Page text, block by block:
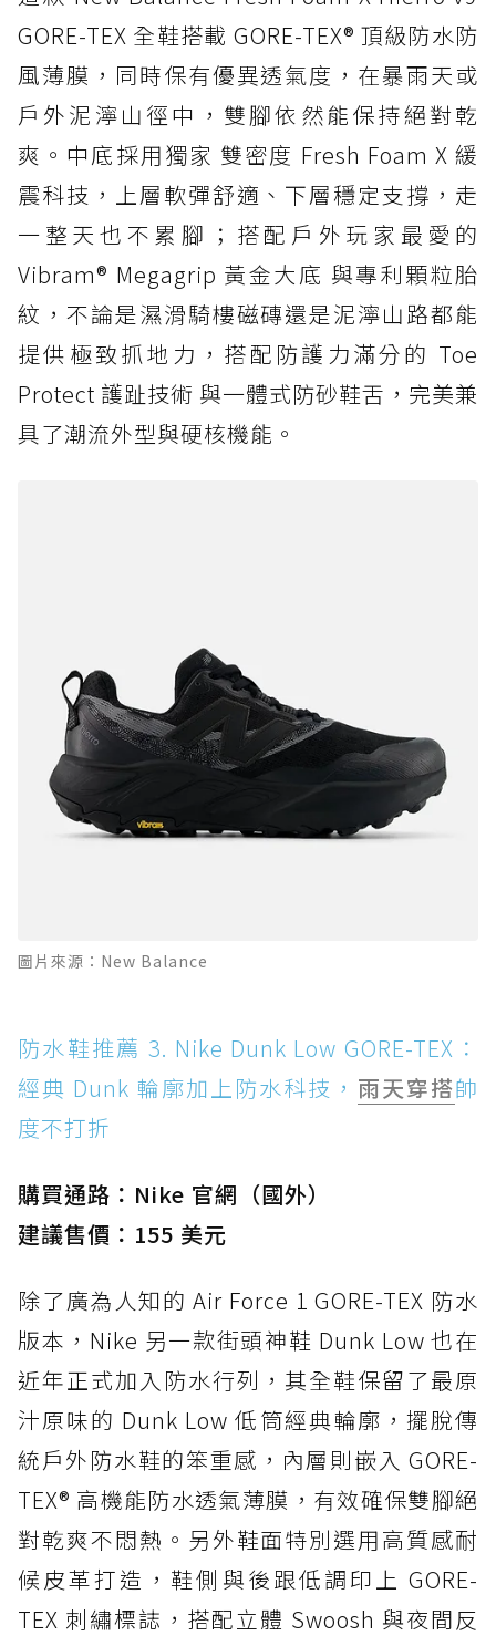
GORE-TEX 全鞋搭載 GORE-TEX® 頂級防水防
風薄膜，同時保有優異透氣度，在暴雨天或
戶外泥濘山徑中，雙腳依然能保持絕對乾
爽。中底採用獨家 雙密度 Fresh Foam X 緩
震科技，上層軟彈舒適、下層穩定支撐，走
一整天也不累腳；搭配戶外玩家最愛的
Vibram® Megagrip 黃金大底 與專利顆粒胎
紋，不論是濕滑騎樓磁磚還是泥濘山路都能
提供極致抓地力，搭配防護力滿分的 Toe
Protect 護趾技術 與一體式防砂鞋舌，完美兼
具了潮流外型與硬核機能。
圖片來源：New Balance
防水鞋推薦 3. Nike Dunk Low GORE-TEX：
經典 Dunk 輪廓加上防水科技， 雨天穿搭帥
度不打折
購買通路：Nike 官網（國外）
建議售價：155 美元
除了廣為人知的 Air Force 1 GORE-TEX 防水
版本，Nike 另一款街頭神鞋 Dunk Low 也在
近年正式加入防水行列，其全鞋保留了最原
汁原味的 Dunk Low 低筒經典輪廓，擺脫傳
統戶外防水鞋的笨重感，內層則嵌入 GORE-
TEX® 高機能防水透氣薄膜，有效確保雙腳絕
對乾爽不悶熱。另外鞋面特別選用高質感耐
候皮革打造，鞋側與後跟低調印上 GORE-
TEX 刺繡標誌，搭配立體 Swoosh 與夜間反